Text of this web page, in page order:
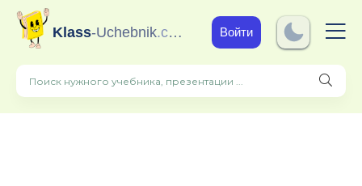
Klass-Uchebnik.com Войти